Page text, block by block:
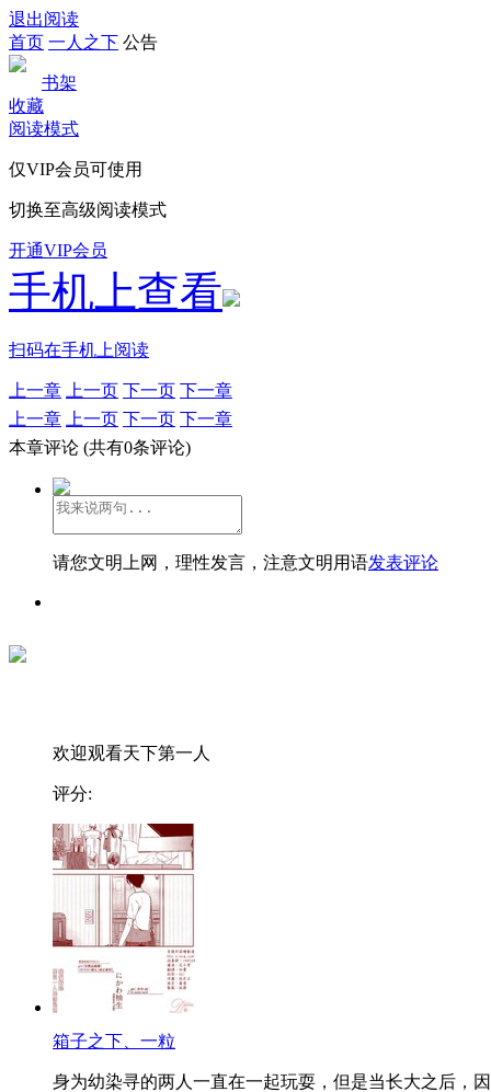
退出阅读
首页 一人之下 公告
书架
收藏
阅读模式
仅VIP会员可使用
切换至高级阅读模式
开通VIP会员
手机上查看
扫码在手机上阅读
上一章 上一页 下一页 下一章
上一章
上一页 下一页 下一章
本章评论 (共有0条评论)
请您文明上网，理性发言，注意文明用语发表评论
欢迎观看天下第一人
评分:
箱子之下、一粒
身为幼染寻的两人一直在一起玩耍，但是当长大之后，